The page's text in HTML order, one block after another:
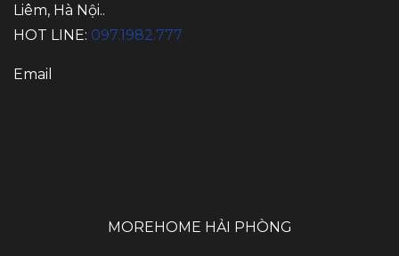
Liêm, Hà Nội..
HOT LINE: 097.1982.777
Email
MOREHOME HẢI PHÒNG